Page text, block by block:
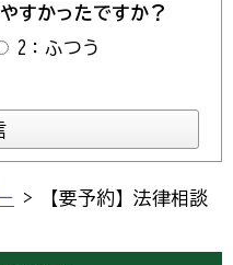
すかったですか？
2：ふつう
> 【要予約】法律相談